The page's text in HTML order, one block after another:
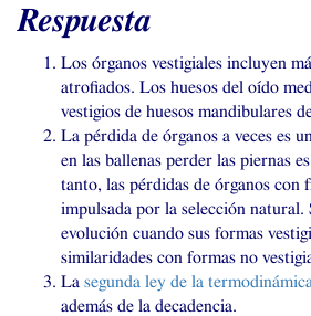
Respuesta
Los órganos vestigiales incluyen
atrofiados. Los huesos del oído
vestigios de huesos mandibulares
La pérdida de órganos a veces es
en las ballenas perder las piernas
tanto, las pérdidas de órganos con
impulsada por la selección natural.
evolución cuando sus formas
similaridades con formas no
La segunda ley de la termodinámica
además de la decadencia.